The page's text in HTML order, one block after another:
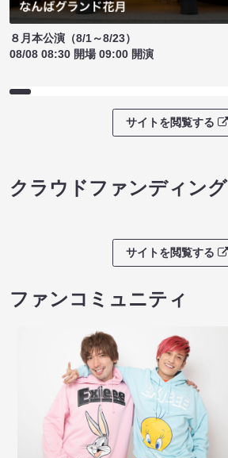
８月本公演（8/1～8/23）
08/08 08:30 開場 09:00 開演
サイトを閲覧する
クラウドファンディング
サイトを閲覧する
ファンコミュニティ